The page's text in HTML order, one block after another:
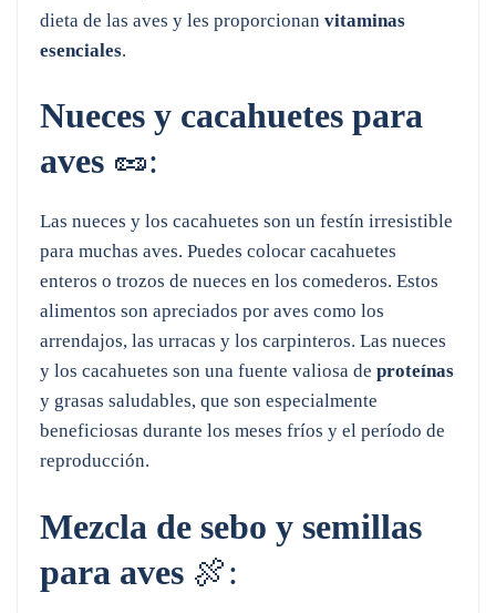
dieta de las aves y les proporcionan vitaminas
esenciales.
Nueces y cacahuetes para
aves 🥜:
Las nueces y los cacahuetes son un festín irresistible
para muchas aves. Puedes colocar cacahuetes
enteros o trozos de nueces en los comederos. Estos
alimentos son apreciados por aves como los
arrendajos, las urracas y los carpinteros. Las nueces
y los cacahuetes son una fuente valiosa de proteínas
y grasas saludables, que son especialmente
beneficiosas durante los meses fríos y el período de
reproducción.
Mezcla de sebo y semillas
para aves 🍖: